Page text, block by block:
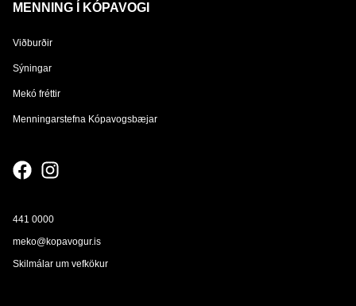
MENNING Í KÓPAVOGI
Viðburðir
Sýningar
Mekó fréttir
Menningarstefna Kópavogsbæjar
441 0000
meko@kopavogur.is
Skilmálar um vefkökur